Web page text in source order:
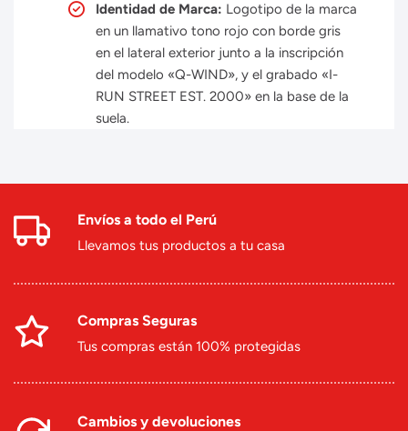
Identidad de Marca: Logotipo de la marca
en un llamativo tono rojo con borde gris
en el lateral exterior junto a la inscripción
del modelo «Q-WIND», y el grabado «I-
RUN STREET EST. 2000» en la base de la
suela.
Envíos a todo el Perú
Llevamos tus productos a tu casa
Compras Seguras
Tus compras están 100% protegidas
Cambios y devoluciones